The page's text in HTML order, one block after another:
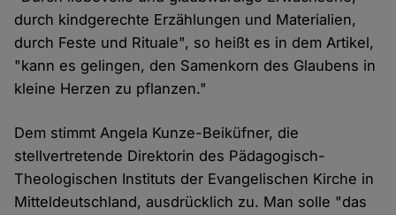
durch kindgerechte Erzählungen und Materialien,
durch Feste und Rituale", so heißt es in dem Artikel,
"kann es gelingen, den Samenkorn des Glaubens in
kleine Herzen zu pflanzen."
Dem stimmt Angela Kunze-Beiküfner, die
stellvertretende Direktorin des Pädagogisch-
Theologischen Instituts der Evangelischen Kirche in
Mitteldeutschland, ausdrücklich zu. Man solle "das